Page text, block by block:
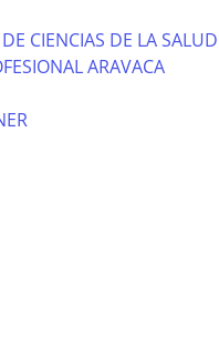
CIENCIAS DE LA SALUD
ARAVACA